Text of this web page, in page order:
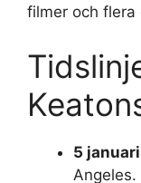
filmer och flera
5
Angeles.